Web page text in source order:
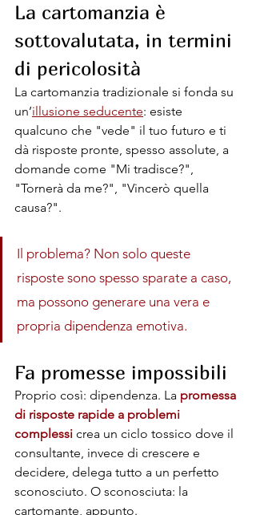
La cartomanzia è
sottovalutata, in termini
di pericolosità
La cartomanzia tradizionale si fonda su
un’illusione seducente: esiste
qualcuno che "vede" il tuo futuro e ti
dà risposte pronte, spesso assolute, a
domande come "Mi tradisce?",
"Tornerà da me?", "Vincerò quella
causa?".
Il problema? Non solo queste
risposte sono spesso sparate a caso,
ma possono generare una vera e
propria dipendenza emotiva.
Fa promesse impossibili
Proprio così: dipendenza. La promessa
di risposte rapide a problemi
complessi crea un ciclo tossico dove il
consultante, invece di crescere e
decidere, delega tutto a un perfetto
sconosciuto. O sconosciuta: la
cartomante, appunto.